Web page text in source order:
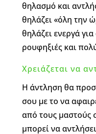
θηλασμό και
θηλάζει «όλη την
θηλάζει ενεργά
ρουφηξιές και
Χρειάζεται να
Η άντληση θα
σου με το να
από τους μαστούς
μπορεί να